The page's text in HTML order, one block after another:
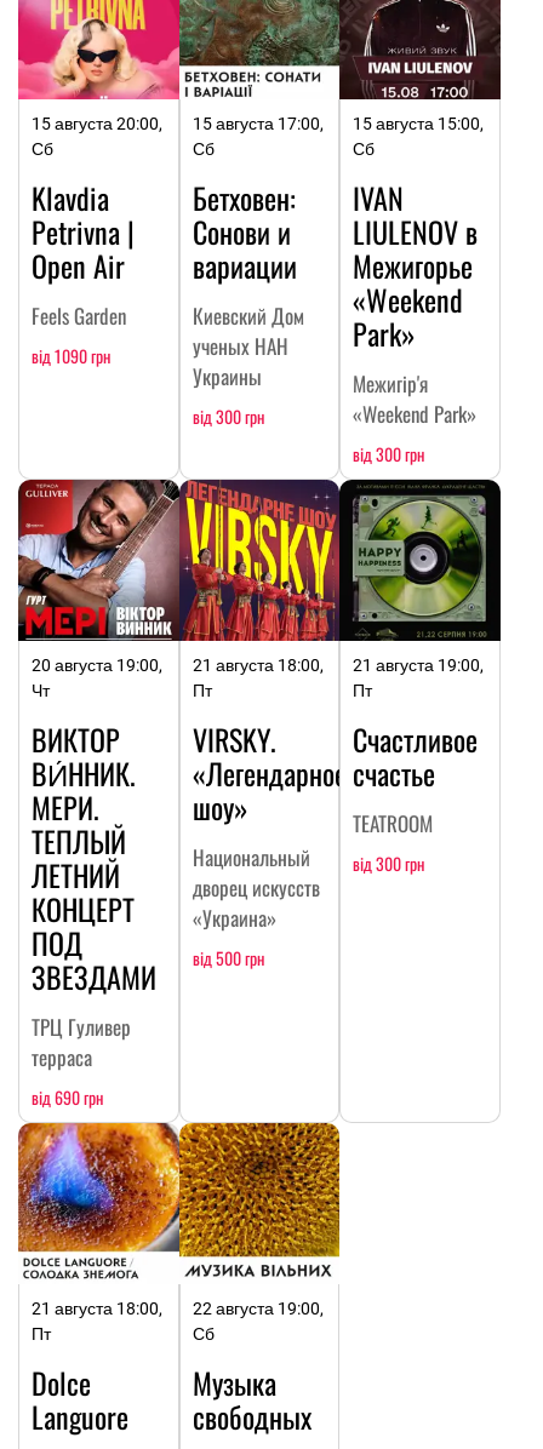
15 августа 20:00,
Сб
Klavdia
Petrivna |
Open Air
Feels Garden
від 1090 грн
15 августа 17:00,
Сб
Бетховен:
Сонови и
вариации
Киевский Дом
ученых НАН
Украины
від 300 грн
15 августа 15:00,
Сб
IVAN
LIULENOV в
Межигорье
«Weekend
Park»
Межигір'я
«Weekend Park»
від 300 грн
20 августа 19:00,
Чт
ВИКТОР
ВИ́ННИК.
МЕРИ.
ТЕПЛЫЙ
ЛЕТНИЙ
КОНЦЕРТ
ПОД
ЗВЕЗДАМИ
ТРЦ Гуливер
терраса
від 690 грн
21 августа 18:00,
Пт
VIRSKY.
«Легендарное
шоу»
Национальный
дворец искусств
«Украина»
від 500 грн
21 августа 19:00,
Пт
Счастливое
счастье
TEATROOM
від 300 грн
21 августа 18:00,
Пт
Dolce
Languore
22 августа 19:00,
Сб
Музыка
свободных